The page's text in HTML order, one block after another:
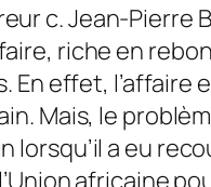
c. Jean-
riche en
En effet,
Mais, le
lorsqu’il a eu
l’Union